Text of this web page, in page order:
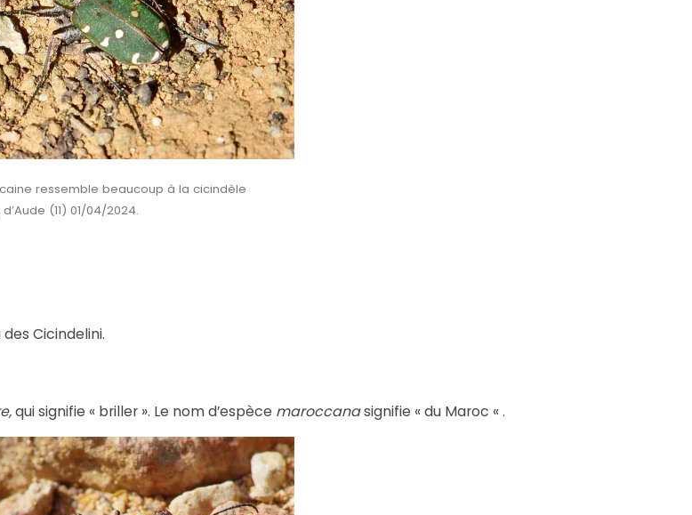
ressemble beaucoup à la cicindèle
(11) 01/04/2024.
Cicindelini.
qui signifie « briller ». Le nom d’espèce maroccanasignifie « du Maroc « .